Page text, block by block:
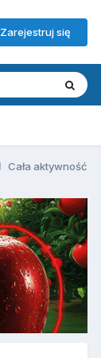
Zarejestruj się
Cała aktywność